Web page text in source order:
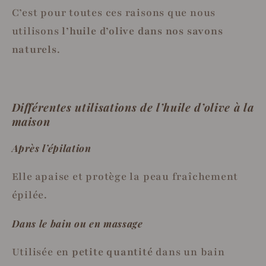
C’est pour toutes ces raisons que nous
utilisons l’huile d’olive dans nos savons
naturels.
Différentes utilisations de l’huile d’olive à la
maison
Après l’épilation
Elle apaise et protège la peau fraîchement
épilée.
Dans le bain ou en massage
Utilisée en petite quantité dans un bain